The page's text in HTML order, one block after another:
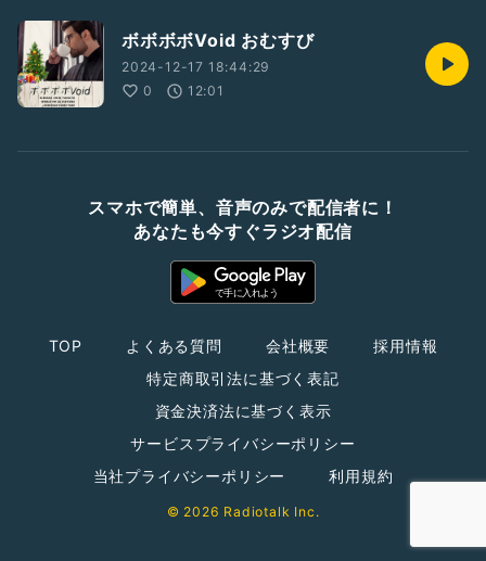
ボボボボVoid おむすび
2024-12-17 18:44:29
0
12:01
スマホで簡単、音声のみで配信者に！
あなたも今すぐラジオ配信
TOP よくある質問 会社概要
採用情報
特定商取引法に基づく表記
資金決済法に基づく表示
サービスプライバシーポリシー
当社プライバシーポリシー
利用規約
© 2026 Radiotalk Inc.